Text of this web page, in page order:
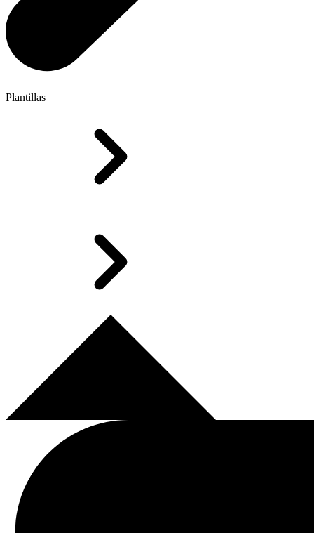
Plantillas